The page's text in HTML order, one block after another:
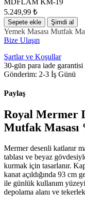
5.249,99 ₺
Sepete ekle Şimdi al
Yemek Masası Mutfak
Bize Ulaşın
Şartlar ve Koşullar
30-gün para iade garantisi
Gönderim: 2-3 İş Günü
Paylaş
Royal Mermer
Mutfak
Mermer desenli katlanır
tablası ve beyaz
kurmak için tasarlanır.
kanat açıldığında 93
ile günlük kullanım
depolama alanı ve